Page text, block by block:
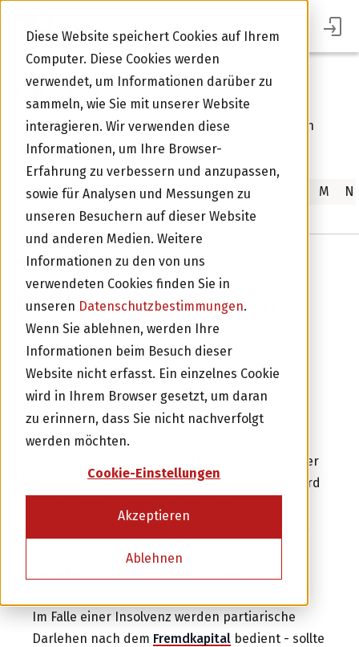
Diese Website speichert Cookies auf Ihrem
Computer. Diese Cookies werden
verwendet, um Informationen darüber zu
sammeln, wie Sie mit unserer Website
interagieren. Wir verwenden diese
Informationen, um Ihre Browser-
Erfahrung zu verbessern und anzupassen,
sowie für Analysen und Messungen zu
unseren Besuchern auf dieser Website
und anderen Medien. Weitere
Informationen zu den von uns
verwendeten Cookies finden Sie in
unseren Datenschutzbestimmungen.
Wenn Sie ablehnen, werden Ihre
Informationen beim Besuch dieser
Website nicht erfasst. Ein einzelnes Cookie
wird in Ihrem Browser gesetzt, um daran
zu erinnern, dass Sie nicht nachverfolgt
werden möchten.
Cookie-Einstellungen
Akzeptieren
Ablehnen
Im Portal Anmelden
Kreditnehmer werden
Glossar
In unserem Glossar finden Sie Erklärungen zu den
häufigsten Finanzbegriffen.
B C D E F G H I J M N
Zurück zur Übersicht
Partiarisches Darlehen
Was ist ein Partiarisches Darlehen?
Ein partiarischesDarlehenist eine Form von
Mezzanine-Kapital. "Partiarisch" heisst
"gewinnabhängig" und charakterisiert so die
Finanzierungsform: Obwohl der Darlehensgeber
nicht Miteigentümer des Unternehmens ist, wird
Unternehmens und an den Gewinnen beteiligt.
Partiarisches Darlehen Verlust
Im Falle einer Insolvenz werden partiarische
Darlehen nach dem Fremdkapital bedient - sollte